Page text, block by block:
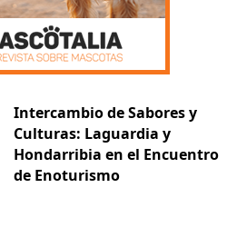
Intercambio de Sabores y
Culturas: Laguardia y
Hondarribia en el Encuentro
de Enoturismo